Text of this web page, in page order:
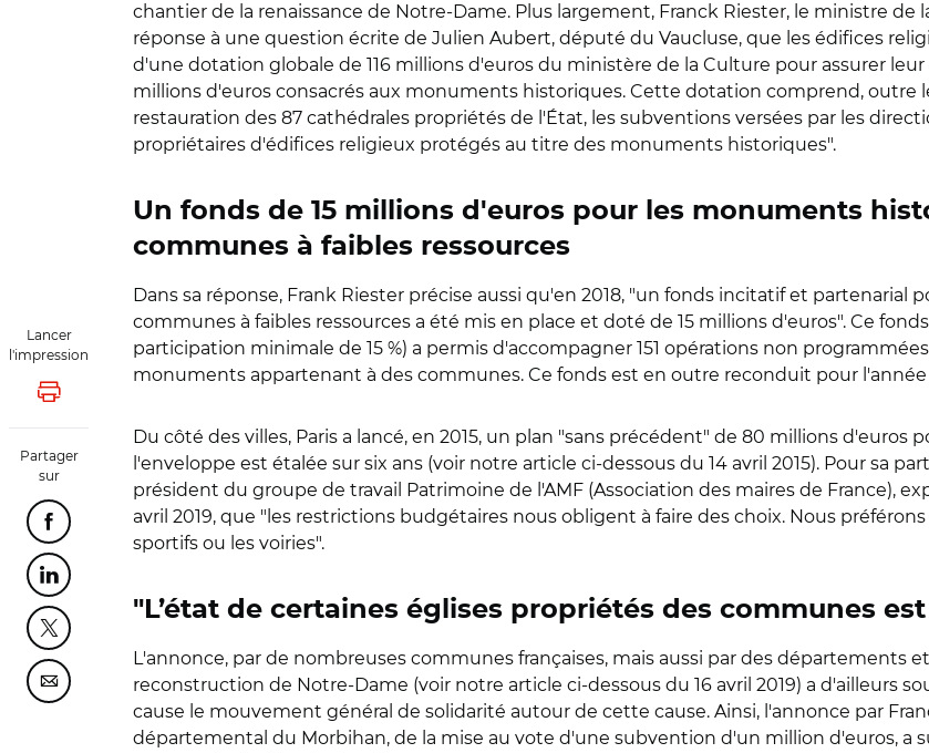
Lancer
l'impression
Lancer l'impression
Partager
sur
Partager cette page sur Facebook
Partager cette page sur Linkedin
Partager cette page sur Twitter
Partager cette page sur Courriel
chantier de la renaissance de Notre-Dame. Plus largement, Franck Riester, le ministre de
réponse à une question écrite de Julien Aubert, député du Vaucluse, que les édifices
d'une dotation globale de 116 millions d'euros du ministère de la Culture pour assurer
millions d'euros consacrés aux monuments historiques. Cette dotation comprend, outre
restauration des 87 cathédrales propriétés de l'État, les subventions versées par les
propriétaires d'édifices religieux protégés au titre des monuments historiques".
Un fonds de 15 millions d'euros pour les monuments
communes à faibles ressources
Dans sa réponse, Frank Riester précise aussi qu'en 2018, "un fonds incitatif et
communes à faibles ressources a été mis en place et doté de 15 millions d'euros". Ce
participation minimale de 15 %) a permis d'accompagner 151 opérations non
monuments appartenant à des communes. Ce fonds est en outre reconduit pour l'année
Du côté des villes, Paris a lancé, en 2015, un plan "sans précédent" de 80 millions d'euros
l'enveloppe est étalée sur six ans (voir notre article ci-dessous du 14 avril 2015). Pour sa
président du groupe de travail Patrimoine de l'AMF (Association des maires de France),
avril 2019, que "les restrictions budgétaires nous obligent à faire des choix. Nous
sportifs ou les voiries".
"L’état de certaines églises propriétés des communes
L'annonce, par de nombreuses communes françaises, mais aussi par des départements
reconstruction de Notre-Dame (voir notre article ci-dessous du 16 avril 2019) a d'ailleurs
cause le mouvement général de solidarité autour de cette cause. Ainsi, l'annonce par
départemental du Morbihan, de la mise au vote d'une subvention d'un million d'euros, a